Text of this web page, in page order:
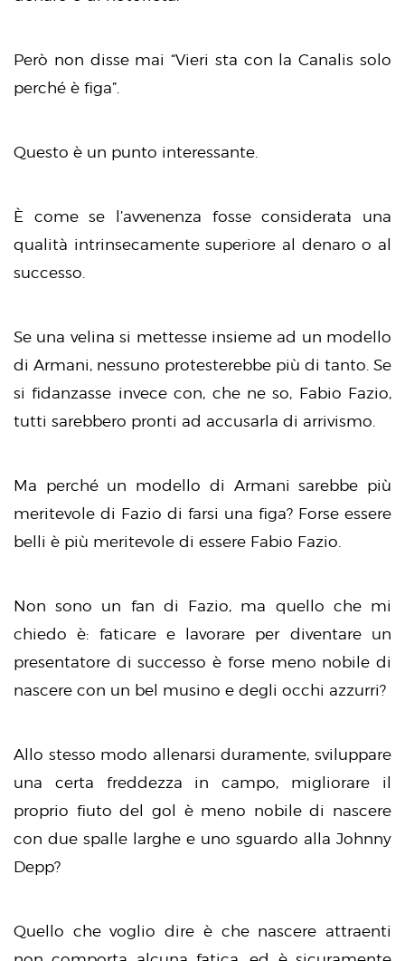
Però non disse mai “Vieri sta con la Canalis solo
perché è figa”.
Questo è un punto interessante.
È come se l’avvenenza fosse considerata una
qualità intrinsecamente superiore al denaro o al
successo.
Se una velina si mettesse insieme ad un modello
di Armani, nessuno protesterebbe più di tanto. Se
si fidanzasse invece con, che ne so, Fabio Fazio,
tutti sarebbero pronti ad accusarla di arrivismo.
Ma perché un modello di Armani sarebbe più
meritevole di Fazio di farsi una figa? Forse essere
belli è più meritevole di essere Fabio Fazio.
Non sono un fan di Fazio, ma quello che mi
chiedo è: faticare e lavorare per diventare un
presentatore di successo è forse meno nobile di
nascere con un bel musino e degli occhi azzurri?
Allo stesso modo allenarsi duramente, sviluppare
una certa freddezza in campo, migliorare il
proprio fiuto del gol è meno nobile di nascere
con due spalle larghe e uno sguardo alla Johnny
Depp?
Quello che voglio dire è che nascere attraenti